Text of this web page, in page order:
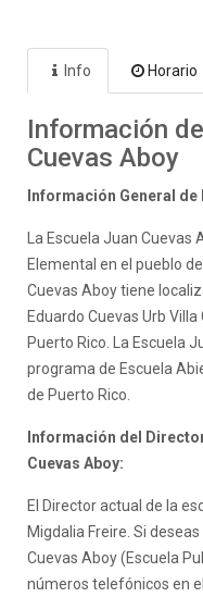
Info Horario
Información
Cuevas Aboy
Información General de
La Escuela Juan
Elemental en el pueblo
Cuevas Aboy tiene
Eduardo Cuevas Urb
Puerto Rico. La Escuela
programa de Escuela
de Puerto Rico.
Información del
Cuevas Aboy:
El Director actual de la
Migdalia Freire. Si
Cuevas Aboy (Escuela
números telefónicos en